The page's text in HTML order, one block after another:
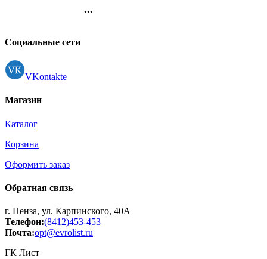
...
Регистрация
Социальные сети
VKontakte
Магазин
Каталог
Корзина
Оформить заказ
Обратная связь
г. Пенза, ул. Карпинского, 40А
Телефон:(8412)453-453
Почта:opt@evrolist.ru
ГК Лист